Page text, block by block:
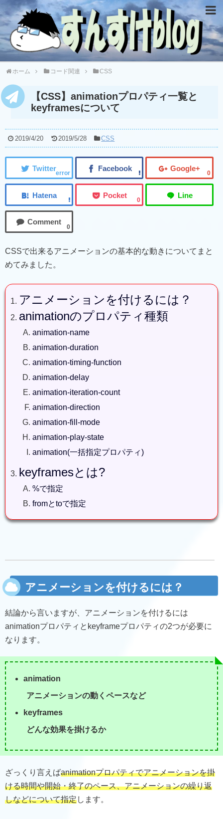
ホーム コード関連 CSS
【CSS】animationプロパティ一覧と
keyframesについて
2019/4/20 2019/5/28 CSS
error 0
0
0
CSSで出来るアニメーションの基本的な動きについてまと
めてみました。
アニメーションを付けるには？
animationのプロパティ種類
animation-name
animation-duration
animation-timing-function
animation-delay
animation-iteration-count
animation-direction
animation-fill-mode
animation-play-state
animation(一括指定プロパティ)
keyframesとは?
%で指定
fromとtoで指定
アニメーションを付けるには？
結論から言いますが、アニメーションを付けるには
animationプロパティとkeyframeプロパティの2つが必要に
なります。
animation
アニメーションの動くペースなど
keyframes
どんな効果を掛けるか
ざっくり言えばanimationプロパティでアニメーションを掛
ける時間や開始・終了のペース、アニメーションの繰り返
しなどについて指定します。